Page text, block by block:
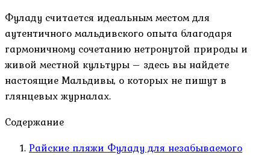
Фуладу считается идеальным местом для
аутентичного мальдивского опыта благодаря
гармоничному сочетанию нетронутой природы и
живой местной культуры – здесь вы найдете
настоящие Мальдивы, о которых не пишут в
глянцевых журналах.
Содержание
Райские пляжи Фуладу для незабываемого